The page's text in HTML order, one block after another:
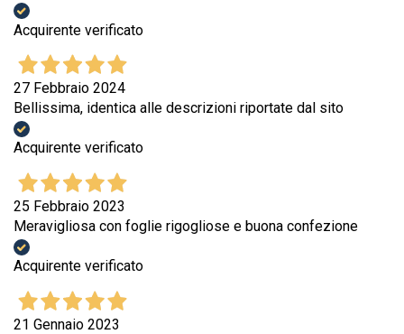
Acquirente verificato
27 Febbraio 2024
Bellissima, identica alle descrizioni riportate dal sito
Acquirente verificato
25 Febbraio 2023
Meravigliosa con foglie rigogliose e buona confezione
Acquirente verificato
21 Gennaio 2023